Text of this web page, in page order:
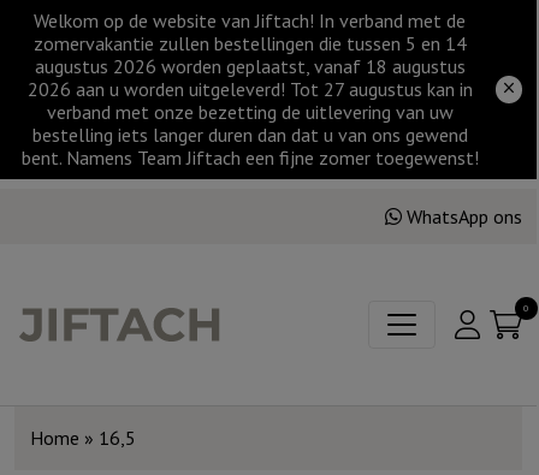
Welkom op de website van Jiftach! In verband met de
zomervakantie zullen bestellingen die tussen 5 en 14
augustus 2026 worden geplaatst, vanaf 18 augustus
2026 aan u worden uitgeleverd! Tot 27 augustus kan in
verband met onze bezetting de uitlevering van uw
bestelling iets langer duren dan dat u van ons gewend
bent. Namens Team Jiftach een fijne zomer toegewenst!
WhatsApp ons
0
Home » 16,5